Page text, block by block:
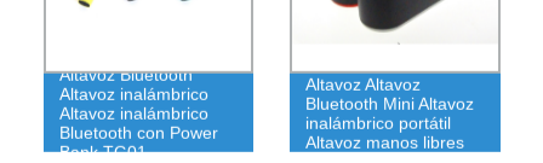
Altavoz Bluetooth
Altavoz inalámbrico
Altavoz inalámbrico
Bluetooth con Power
Bank TG01
Altavoz Altavoz
Bluetooth Mini Altavoz
inalámbrico portátil
Altavoz manos libres